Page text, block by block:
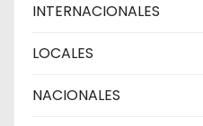
INTERNACIONALES
LOCALES
NACIONALES